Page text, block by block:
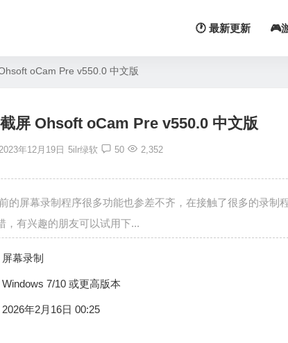
🕐 最新更新 🎮
oCam Pre v550.0 中文版
屏 Ohsoft oCam Pre v550.0 中文版
年12月19日 5ilr绿软 50 2,352
的屏幕录制程序很多功能也参差不齐，在接触了很多的录制
，有兴趣的朋友可以试用下...
屏幕录制
Windows 7/10 或更高版本
2026年2月16日 00:25